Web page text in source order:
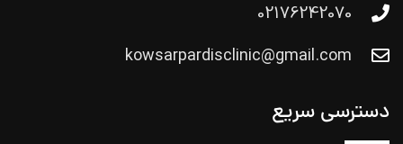
02176242070
kowsarpardisclinic@gmail.com
دسترسی سریع